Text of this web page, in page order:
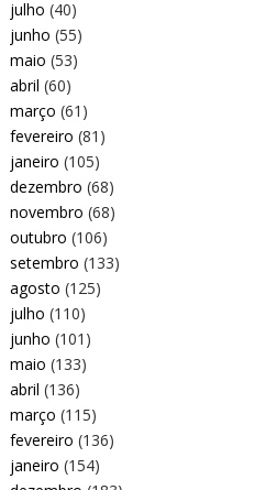
julho (40)
junho (55)
maio (53)
abril (60)
março (61)
fevereiro (81)
janeiro (105)
dezembro (68)
novembro (68)
outubro (106)
setembro (133)
agosto (125)
julho (110)
junho (101)
maio (133)
abril (136)
março (115)
fevereiro (136)
janeiro (154)